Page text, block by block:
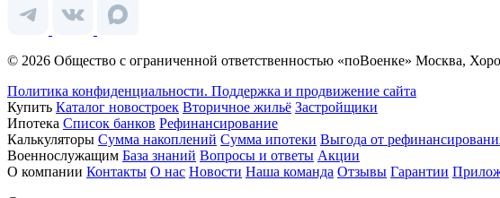
© 2026 Общество с ограниченной ответственностью «поВоенке» Москва,
Политика конфиденциальности. Поддержка и продвижение сайта
Купить Каталог новостроек Вторичное жильё Застройщики
Ипотека Список банков Рефинансирование
Калькуляторы Сумма накоплений Сумма ипотеки Выгода от
Военнослужащим База знаний Вопросы и ответы Акции
О компании Контакты О нас Новости Наша команда Отзывы Гарантии